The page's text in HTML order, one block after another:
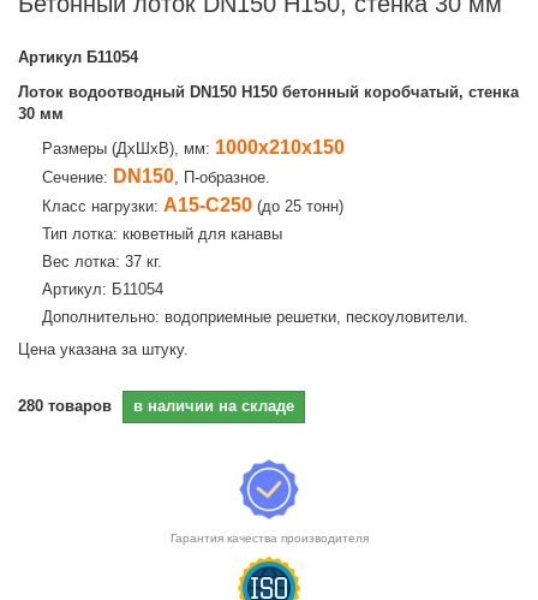
Артикул Б11054
Лоток водоотводный DN150 H150 бетонный коробчатый, стенка
30 мм
Размеры (ДхШхВ), мм: 1000х210х150
Сечение: DN150, П-образное.
Класс нагрузки: А15-С250 (до 25 тонн)
Тип лотка: кюветный для канавы
Вес лотка: 37 кг.
Артикул: Б11054
Дополнительно: водоприемные решетки, пескоуловители.
Цена указана за штуку.
280 товаров в наличии на складе
Гарантия качества производителя